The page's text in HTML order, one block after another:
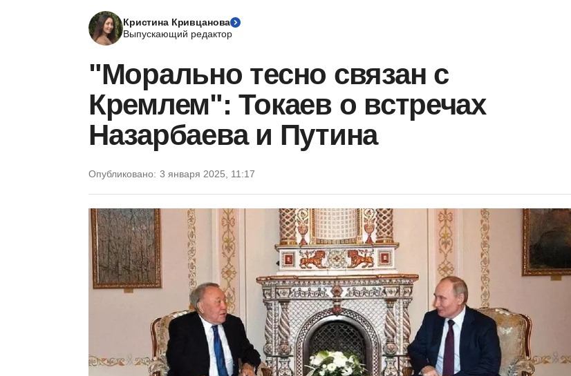
Кристина Кривцанова
Выпускающий редактор
"Морально тесно связан с
Кремлем": Токаев о встречах
Назарбаева и Путина
Опубликовано: 3 января 2025, 11:17